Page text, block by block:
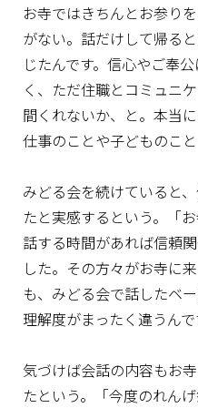
お寺ではきちんとお参り
がない。話だけして帰る
じたんです。信心やご奉
く、ただ住職とコミュニ
間くれないか、と。本当
仕事のことや子どものこ
みどる会を続けていると
たと実感するという。「
話する時間があれば信頼
した。その方々がお寺に
も、みどる会で話したベ
理解度がまったく違うんで
気づけば会話の内容もお
たという。「今度のれん